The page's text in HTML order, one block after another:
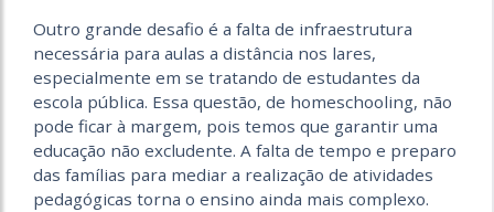
Outro grande desafio é a falta de infraestrutura
necessária para aulas a distância nos lares,
especialmente em se tratando de estudantes da
escola pública. Essa questão, de homeschooling, não
pode ficar à margem, pois temos que garantir uma
educação não excludente. A falta de tempo e preparo
das famílias para mediar a realização de atividades
pedagógicas torna o ensino ainda mais complexo.